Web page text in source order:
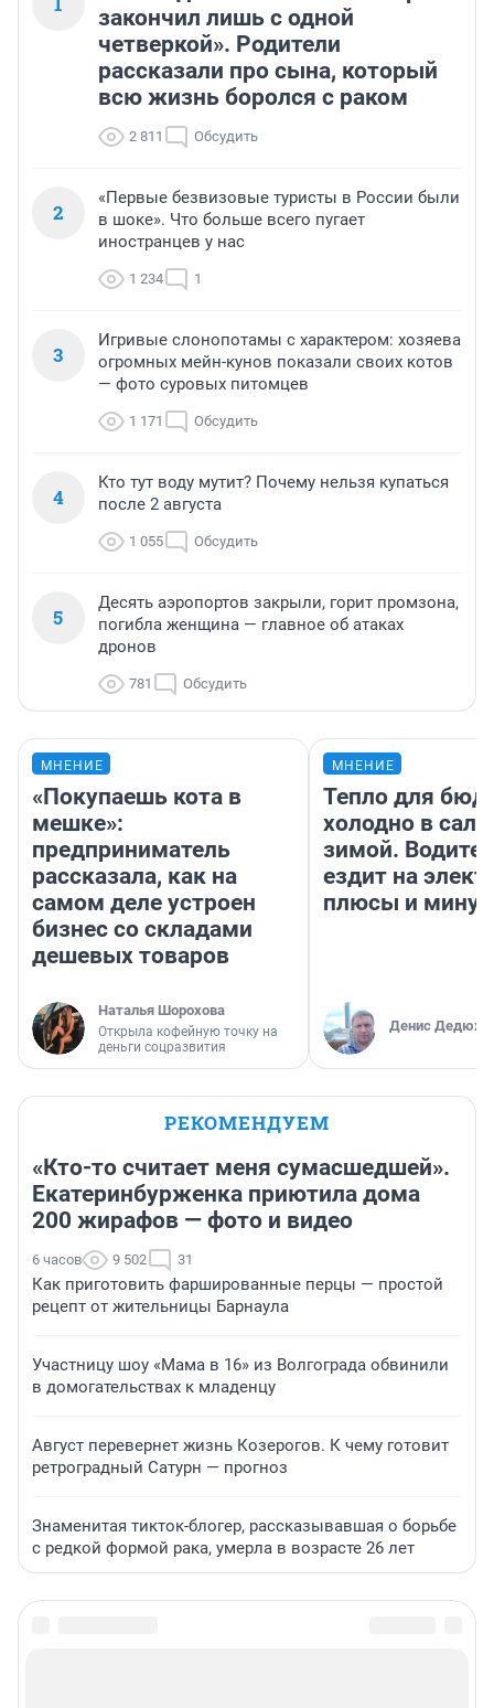
закончил лишь с одной
четверкой». Родители
рассказали про сына, который
всю жизнь боролся с раком
2 811 Обсудить
2
«Первые безвизовые туристы в России были
в шоке». Что больше всего пугает
иностранцев у нас
1 234 1
3
Игривые слонопотамы с характером: хозяева
огромных мейн-кунов показали своих котов
— фото суровых питомцев
1 171 Обсудить
4
Кто тут воду мутит? Почему нельзя купаться
после 2 августа
1 055 Обсудить
5
Десять аэропортов закрыли, горит промзона,
погибла женщина — главное об атаках
дронов
781 Обсудить
МНЕНИЕ
«Покупаешь кота в
мешке»:
предприниматель
рассказала, как на
самом деле устроен
бизнес со складами
дешевых товаров
Наталья Шорохова
Открыла кофейную точку на
деньги соцразвития
МНЕНИЕ
Тепло для
холодно в
зимой.
ездит на
плюсы и
Денис
РЕКОМЕНДУЕМ
«Кто-то считает меня сумасшедшей».
Екатеринбурженка приютила дома
200 жирафов — фото и видео
6 часов 9 502 31
Как приготовить фаршированные перцы — простой
рецепт от жительницы Барнаула
Участницу шоу «Мама в 16» из Волгограда обвинили
в домогательствах к младенцу
Август перевернет жизнь Козерогов. К чему готовит
ретроградный Сатурн — прогноз
Знаменитая тикток-блогер, рассказывавшая о борьбе
с редкой формой рака, умерла в возрасте 26 лет